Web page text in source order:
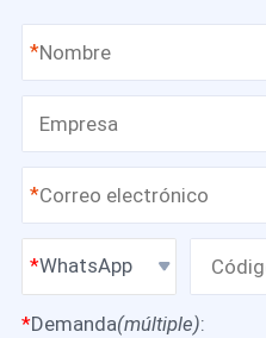
*
*
WhatsApp
*Demanda(múltiple):